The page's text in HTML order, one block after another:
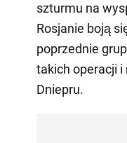
szturmu na
Rosjanie boją
poprzednie
takich operacji i
Dniepru.